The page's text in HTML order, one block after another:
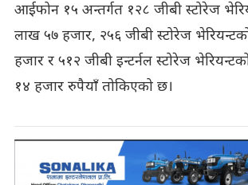
आईफोन १५ अन्तर्गत १२८ जीबी स्टोरेज
लाख ५७ हजार, २५६ जीबी स्टोरेज
हजार र ५१२ जीबी इन्टर्नल स्टोरेज
१४ हजार रुपैयाँ तोकिएको छ।